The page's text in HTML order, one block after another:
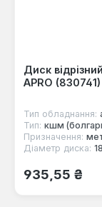
Диск
APRO (830741)
Тип обладнання:
Тип: кшм
Призначення:
Діаметр диска:
Звичайна
935,55 ₴